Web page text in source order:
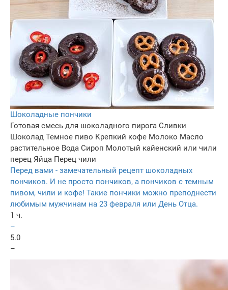
Шоколадные пончики
Готовая смесь для шоколадного пирога Сливки
Шоколад Темное пиво Крепкий кофе Молоко Масло
растительное Вода Сироп Молотый кайенский или чили
перец Яйца Перец чили
Перед вами - замечательный рецепт шоколадных
пончиков. И не просто пончиков, а пончиков с темным
пивом, чили и кофе! Такие пончики можно преподнести
любимым мужчинам на 23 февраля или День Отца.
1 ч.
–
5.0
–